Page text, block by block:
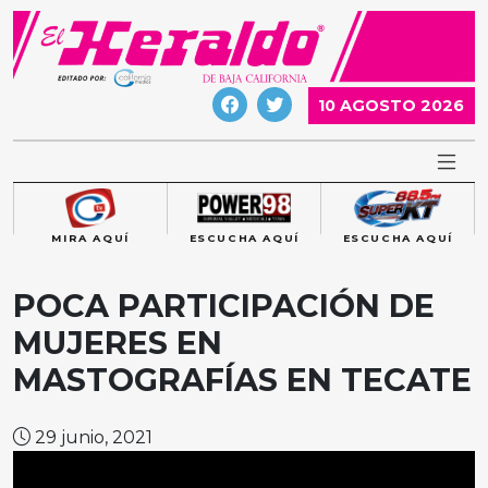
Skip
content
10 AGOSTO 2026
MIRA AQUÍ ESCUCHA AQUÍ ESCUCHA AQUÍ
POCA PARTICIPACIÓN DE
MUJERES EN
MASTOGRAFÍAS EN TECATE
29 junio, 2021